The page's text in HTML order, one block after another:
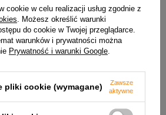
Czerwona 200cm 2285
271,56 zł
cookie w celu realizacji usług zgodnie z
. Możesz określić warunki
do cookie w Twojej przeglądarce.
warunków i prywatności można
Prywatność i warunki Google
pliki cookie (wymagane)
Zawsze
aktywne